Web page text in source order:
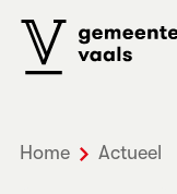
Home
Actueel